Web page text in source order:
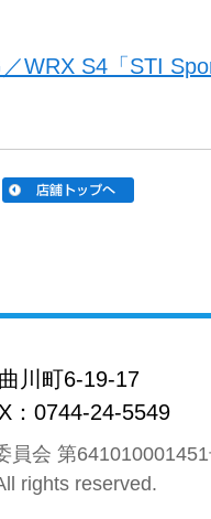
WRX S4「STI
川町6-19-17
：0744-24-5549
員会 第
rights reserved.